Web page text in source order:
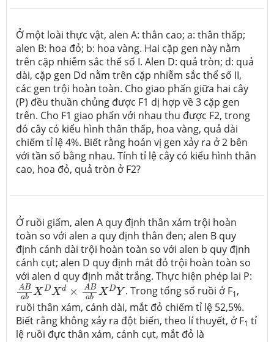
Ở một loài thực vật, alen A: thân cao; a: thân thấp;
alen B: hoa đỏ; b: hoa vàng. Hai cặp gen này nằm
trên cặp nhiễm sắc thể số I. Alen D: quả tròn; d: quả
dài, cặp gen Dd nằm trên cặp nhiễm sắc thể số II,
các gen trội hoàn toàn. Cho giao phấn giữa hai cây
(P) đều thuần chủng được F1 dị hợp về 3 cặp gen
trên. Cho F1 giao phấn với nhau thu được F2, trong
đó cây có kiểu hình thân thấp, hoa vàng, quả dài
chiếm tỉ lệ 4%. Biết rằng hoán vị gen xảy ra ở 2 bên
với tần số bằng nhau. Tính tỉ lệ cây có kiểu hình thân
cao, hoa đỏ, quả tròn ở F2?
Ở ruồi giấm, alen A quy định thân xám trội hoàn
toàn so với alen a quy định thân đen; alen B quy
định cánh dài trội hoàn toàn so với alen b quy định
cánh cụt; alen D quy định mắt đỏ trội hoàn toàn so
với alen d quy định mắt trắng. Thực hiện phép lai P:
AB
ab X DXd × AB
ab XDY
ABabXDXd× ABabXDY
. Trong tổng số ruồi ở F1,
ruồi thân xám, cánh dài, mắt đỏ chiếm tỉ lệ 52,5%.
Biết rằng không xảy ra đột biến, theo lí thuyết, ở F1 tỉ
lệ ruồi đực thân xám, cánh cụt, mắt đỏ là